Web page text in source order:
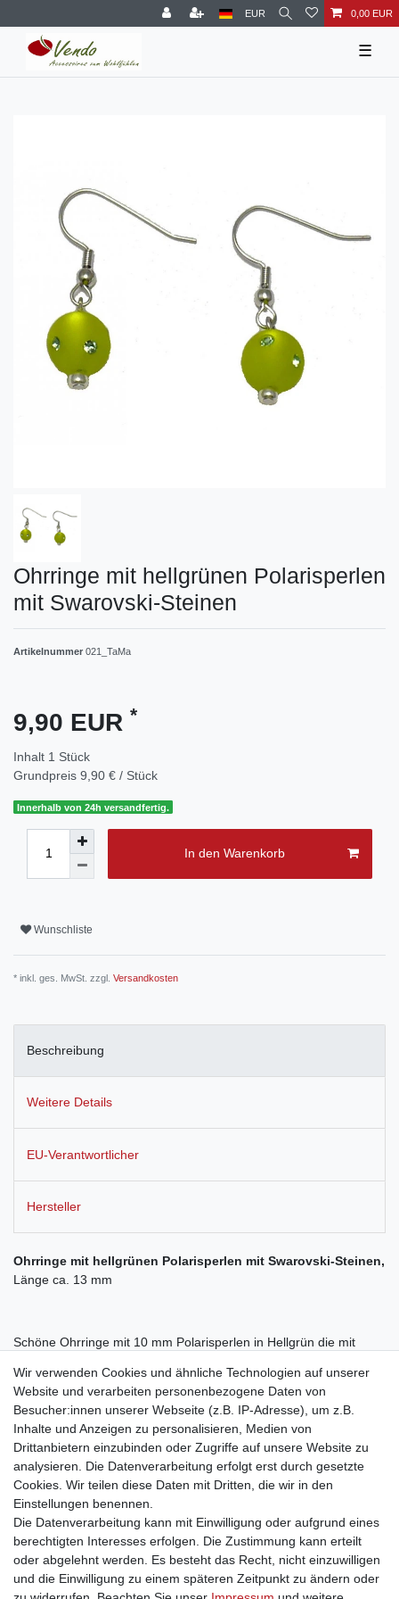
EUR 0,00 EUR
☰
Ohrringe mit hellgrünen Polarisperlen
mit Swarovski-Steinen
Artikelnummer 021_TaMa
9,90 EUR *
Inhalt 1 Stück
Grundpreis 9,90 € / Stück
Innerhalb von 24h versandfertig.
In den Warenkorb
Wunschliste
* inkl. ges. MwSt. zzgl. Versandkosten
Beschreibung
Weitere Details
EU-Verantwortlicher
Hersteller
Ohrringe mit hellgrünen Polarisperlen mit Swarovski-Steinen,
Länge ca. 13 mm
Schöne Ohrringe mit 10 mm Polarisperlen in Hellgrün die mit
Das Set mit der passenden Halskette finden Sie auch bei uns im
Shop unter ID 1796.
Nickelfrei!
Impressum Daten­schutz­erklärung AGB
Wir verwenden Cookies und ähnliche Technologien auf unserer
Website und verarbeiten personenbezogene Daten von
Besucher:innen unserer Webseite (z.B. IP-Adresse), um z.B.
Inhalte und Anzeigen zu personalisieren, Medien von
Drittanbietern einzubinden oder Zugriffe auf unsere Website zu
analysieren. Die Datenverarbeitung erfolgt erst durch gesetzte
Cookies. Wir teilen diese Daten mit Dritten, die wir in den
Einstellungen benennen.
Die Datenverarbeitung kann mit Einwilligung oder aufgrund eines
berechtigten Interesses erfolgen. Die Zustimmung kann erteilt
oder abgelehnt werden. Es besteht das Recht, nicht einzuwilligen
und die Einwilligung zu einem späteren Zeitpunkt zu ändern oder